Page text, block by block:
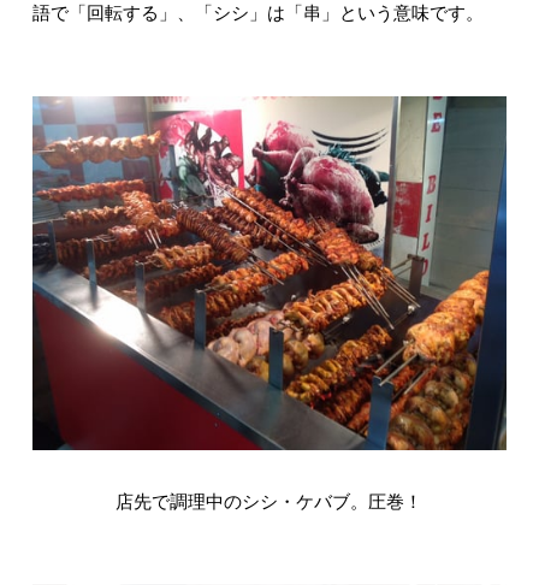
語で「回転する」、「シシ」は「串」という意味です。
店先で調理中のシシ・ケバブ。圧巻！